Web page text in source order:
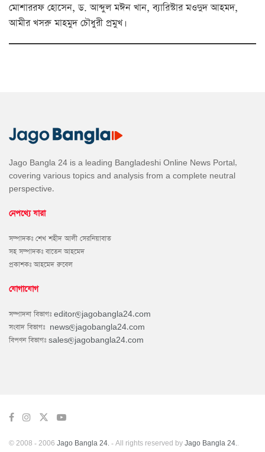
মোশাররফ হোসেন, ড. আব্দুল মঈন খান, ব্যারিস্টার মওদুদ আহমদ,
আমীর খসরু মাহমুদ চৌধুরী প্রমুখ।
Jago Bangla 24 is a leading Bangladeshi Online News Portal,
covering various topics and analysis from a complete neutral
perspective.
নেপথ্যে যারা
সম্পাদকঃ শেখ শহীদ আলী সেরনিয়াবাত
সহ সম্পাদকঃ বাতেন আহমেদ
প্রকাশকঃ আহমেদ রুবেল
যোগাযোগ
সম্পাদনা বিভাগঃ editor@jagobangla24.com
সংবাদ বিভাগঃ news@jagobangla24.com
বিপণন বিভাগঃ sales@jagobangla24.com
© 2008 - 2006 Jago Bangla 24. - All rights reserved by Jago Bangla 24..